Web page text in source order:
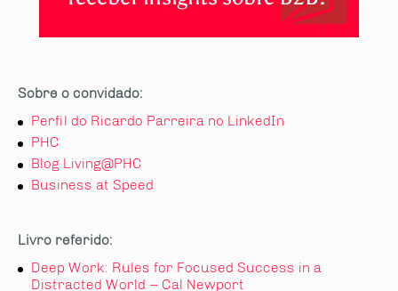
Sobre o convidado:
Perfil do Ricardo Parreira no LinkedIn
PHC
Blog Living@PHC
Business at Speed
Livro referido:
Deep Work: Rules for Focused Success in a
Distracted World – Cal Newport